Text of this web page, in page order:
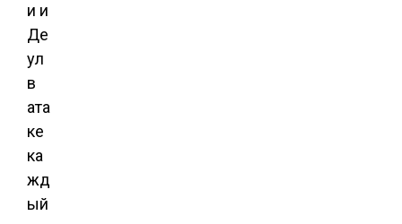
и и
Де
ул
в
ата
ке
ка
жд
ый